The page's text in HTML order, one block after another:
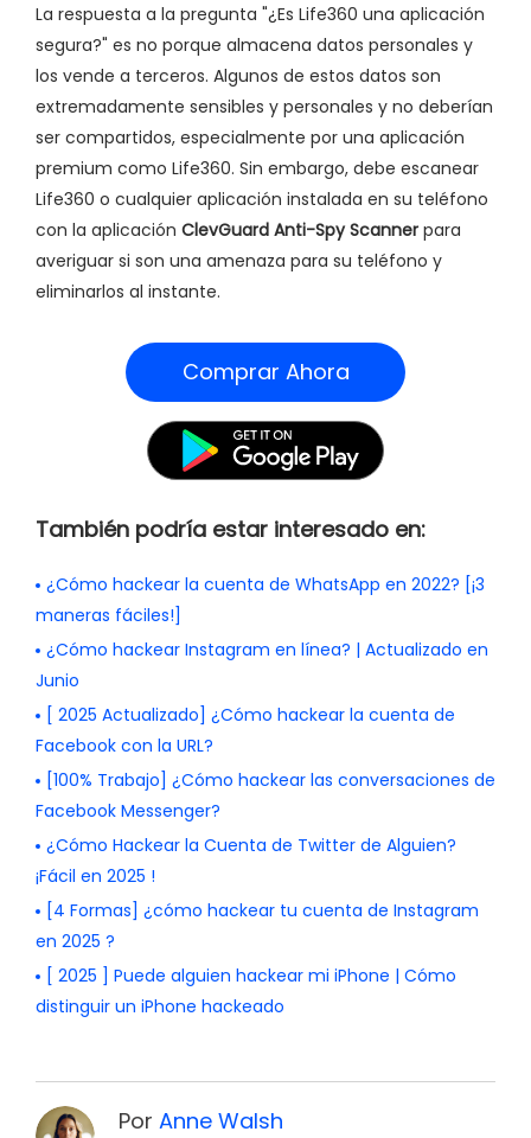
La respuesta a la pregunta "¿Es Life360 una aplicación
segura?" es no porque almacena datos personales y
los vende a terceros. Algunos de estos datos son
extremadamente sensibles y personales y no deberían
ser compartidos, especialmente por una aplicación
premium como Life360. Sin embargo, debe escanear
Life360 o cualquier aplicación instalada en su teléfono
con la aplicación ClevGuard Anti-Spy Scanner para
averiguar si son una amenaza para su teléfono y
eliminarlos al instante.
Comprar Ahora
También podría estar interesado en:
¿Cómo hackear la cuenta de WhatsApp en 2022? [¡3
maneras fáciles!]
¿Cómo hackear Instagram en línea? | Actualizado en
Junio
[ 2025 Actualizado] ¿Cómo hackear la cuenta de
Facebook con la URL?
[100% Trabajo] ¿Cómo hackear las conversaciones de
Facebook Messenger?
¿Cómo Hackear la Cuenta de Twitter de Alguien?
¡Fácil en 2025 !
[4 Formas] ¿cómo hackear tu cuenta de Instagram
en 2025 ?
[ 2025 ] Puede alguien hackear mi iPhone | Cómo
distinguir un iPhone hackeado
Por Anne Walsh